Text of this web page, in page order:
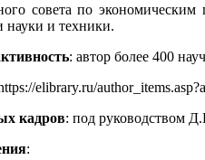
совета по
науки и техники.
: автор более 400
elibrary.ru/
кадров: под руководством
: